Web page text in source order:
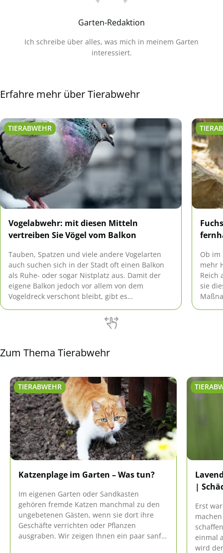
Garten-Redaktion
Ich schreibe über alles, was mich in meinem Garten
interessiert.
Erfahre mehr über Tierabwehr
TIERABWEHR
Vogelabwehr: mit diesen Mitteln
vertreiben Sie Vögel vom Balkon
Tauben, Spatzen und viele andere Vogelarten
auch suchen sich in der Stadt oft einen Balkon
als Ruhe- oder sogar Nistplatz aus. Damit der
eigene Balkon jedoch vor allem von dem
Vogeldreck verschont bleibt, gibt es
angewandt werden können ohne den Tieren zu
Ob im
mehr
Reich
sie
Zum Thema Tierabwehr
TIERABWEHR
Katzenplage im Garten – Was tun?
Im eigenen Garten oder Sandkasten
gehören fremde Katzen manchmal zu den
ungebetenen Gästen, wenn sie dort ihre
Geschäfte verrichten oder Pflanzen
ausgraben. Wir zeigen Ihnen ein paar sanfte
|
Erst
einmal
wird